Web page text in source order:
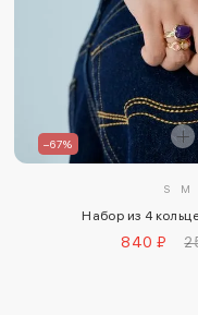
–67%
S M
Набор из 4
840 ₽